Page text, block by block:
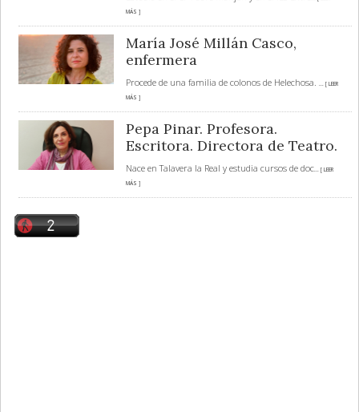
MÁS ]
María José Millán Casco,
enfermera
Procede de una familia de colonos de Helechosa. ... [ LEER
MÁS ]
Pepa Pinar. Profesora.
Escritora. Directora de Teatro.
Nace en Talavera la Real y estudia cursos de doc... [ LEER
MÁS ]